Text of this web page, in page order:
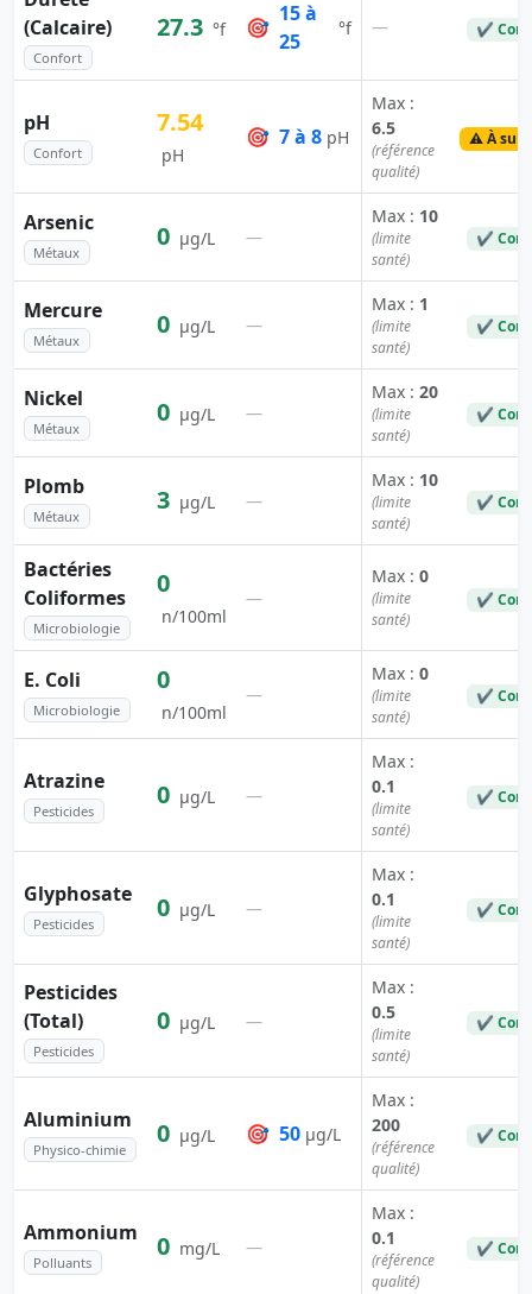
(Calcaire)
Confort
27.3 °f 🎯
15 à
25
°f — ✔
pH
Confort
7.54
pH
🎯 7 à 8 pH
Max :
6.5
(référence
qualité)
⚠️ À
Arsenic
Métaux
0 µg/L —
Max : 10
(limite
santé)
✔
Mercure
Métaux
0 µg/L —
Max : 1
(limite
santé)
✔
Nickel
Métaux
0 µg/L —
Max : 20
(limite
santé)
✔
Plomb
Métaux
3 µg/L —
Max : 10
(limite
santé)
✔
Bactéries
Coliformes
Microbiologie
0
n/100ml
—
Max : 0
(limite
santé)
✔
E. Coli
Microbiologie
0
n/100ml
—
Max : 0
(limite
santé)
✔
Atrazine
Pesticides
0 µg/L —
Max :
0.1
(limite
santé)
✔
Glyphosate
Pesticides
0 µg/L —
Max :
0.1
(limite
santé)
✔
Pesticides
(Total)
Pesticides
0 µg/L —
Max :
0.5
(limite
santé)
✔
Aluminium
Physico-chimie
0 µg/L 🎯 50 µg/L
Max :
200
(référence
qualité)
✔
Ammonium
Polluants
0 mg/L —
Max :
0.1
(référence
qualité)
✔